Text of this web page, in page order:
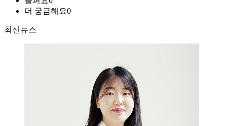
더 궁금해요0
최신뉴스